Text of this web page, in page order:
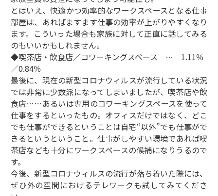
とはいえ、快適かつ効率的なワークスペースとなる仕事
部屋は、あればますます仕事の効率が上がりやすくなり
ます。こういった場合も家族に対して正直に話してみる
のもいいかもしれません。
◆喫茶店・飲食店／コワーキングスペース … 1.11％
／0.84％
最後に、現在の新型コロナウィルスが流行している状況
では非常に少数派になってしまいましたが、喫茶店や飲
食店……あるいは専用のコワーキングスペースを使って
仕事をするといったもの。オフィスだけではなく、どこ
でも仕事ができるということは自宅“以外”でも仕事がで
きるというということ。仕事がしやすい環境であれば喫
茶店なども十分にワークスペースの候補になりうるので
す。
今後、新型コロナウィルスの流行が落ち着いた際には、
ぜひ外の空間におけるテレワークも試してみてくださ